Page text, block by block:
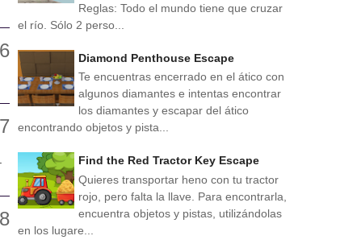
Reglas: Todo el mundo tiene que cruzar
el río. Sólo 2 perso...
Diamond Penthouse Escape
Te encuentras encerrado en el ático con
algunos diamantes e intentas encontrar
los diamantes y escapar del ático
encontrando objetos y pista...
Find the Red Tractor Key Escape
Quieres transportar heno con tu tractor
rojo, pero falta la llave. Para encontrarla,
encuentra objetos y pistas, utilizándolas
en los lugare...